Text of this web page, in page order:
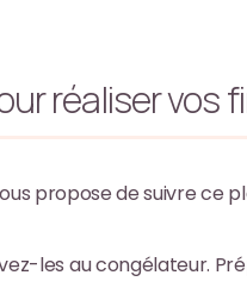
réaliser vos
propose de suivre ce
les au congélateur.